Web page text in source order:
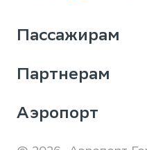
Пассажирам
Партнерам
Аэропорт